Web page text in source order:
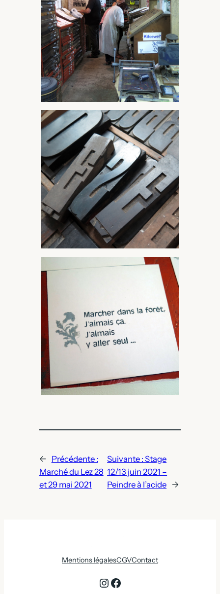
←
Précédente :
Marché du Lez 28
et 29 mai 2021
Suivante :Stage
12/13 juin 2021 –
Peindre à l’acide →
Mentions légalesCGVContact
InstagramFacebook